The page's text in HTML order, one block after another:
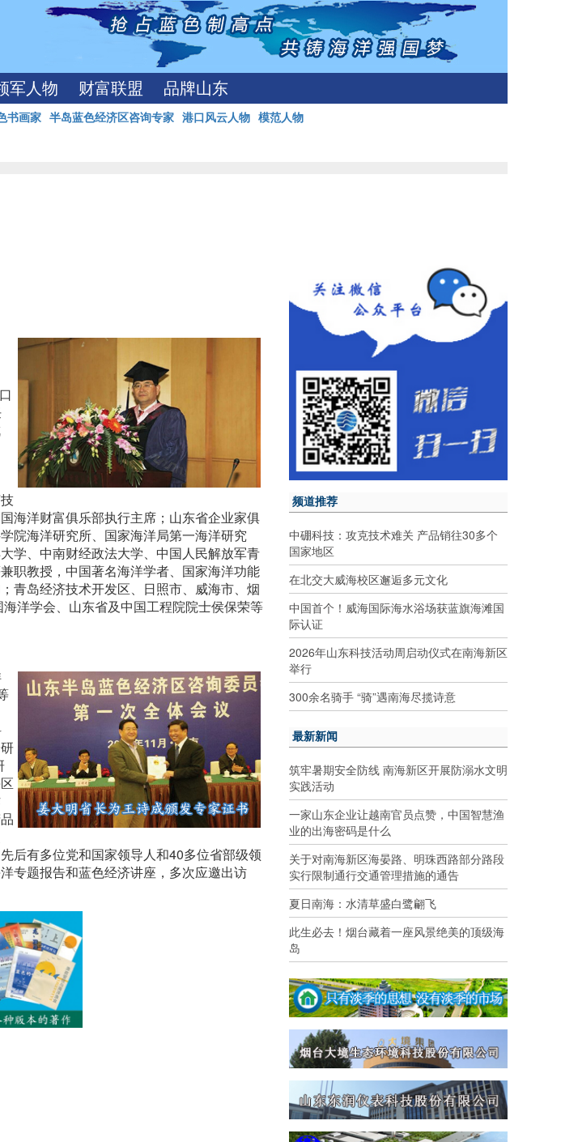
军人物 财富联盟 品牌山东
书画家 半岛蓝色经济区咨询专家 港口风云人物 模范人物
海洋财富俱乐部执行主席；山东省企业家俱
院海洋研究所、国家海洋局第一海洋研究
学、中南财经政法大学、中国人民解放军青
职教授，中国著名海洋学者、国家海洋功能
青岛经济技术开发区、日照市、威海市、烟
洋学会、山东省及中国工程院院士侯保荣等
后有多位党和国家领导人和40多位省部级领
专题报告和蓝色经济讲座，多次应邀出访
频道推荐
中硼科技：攻克技术难关 产品销往30多个
国家地区
在北交大威海校区邂逅多元文化
中国首个！威海国际海水浴场获蓝旗海滩国
际认证
2026年山东科技活动周启动仪式在南海新区
举行
300余名骑手 “骑”遇南海尽揽诗意
最新新闻
筑牢暑期安全防线 南海新区开展防溺水文明
实践活动
一家山东企业让越南官员点赞，中国智慧渔
业的出海密码是什么
关于对南海新区海晏路、明珠西路部分路段
实行限制通行交通管理措施的通告
夏日南海：水清草盛白鹭翩飞
此生必去！烟台藏着一座风景绝美的顶级海
岛